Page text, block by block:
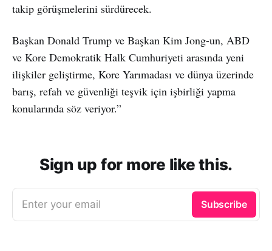
takip görüşmelerini sürdürecek.
Başkan Donald Trump ve Başkan Kim Jong-un, ABD
ve Kore Demokratik Halk Cumhuriyeti arasında yeni
ilişkiler geliştirme, Kore Yarımadası ve dünya üzerinde
barış, refah ve güvenliği teşvik için işbirliği yapma
konularında söz veriyor.”
Sign up for more like this.
Enter your email Subscribe